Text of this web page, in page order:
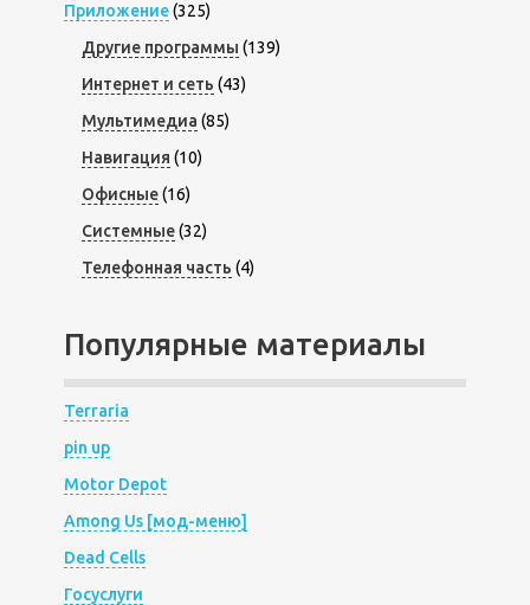
Приложение(325)
Другие программы (139)
Интернет и сеть (43)
Мультимедиа (85)
Навигация (10)
Офисные(16)
Системные(32)
Телефонная часть (4)
Популярные материалы
Terraria
pin up
Motor Depot
Among Us [мод-меню]
Dead Cells
Госуслуги